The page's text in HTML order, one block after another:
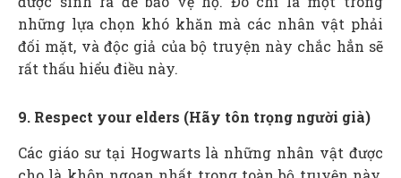
những lựa chọn khó khăn mà các nhân vật phải
đối mặt, và độc giả của bộ truyện này chắc hẳn sẽ
rất thấu hiểu điều này.
9. Respect your elders (Hãy tôn trọng người già)
Các giáo sư tại Hogwarts là những nhân vật được